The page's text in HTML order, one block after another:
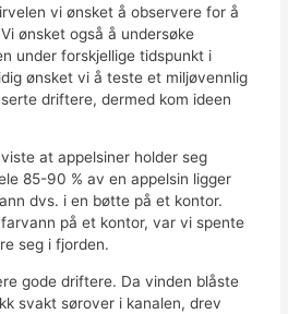
vi ønsket å observere for å
ønsket også å undersøke
under forskjellige tidspunkt i
ønsket vi å teste et miljøvennlig
driftere, dermed kom ideen
at appelsiner holder seg
85-90 % av en appelsin ligger
dvs. i en bøtte på et kontor.
på et kontor, var vi spente
seg i fjorden.
gode driftere. Da vinden blåste
svakt sørover i kanalen, drev